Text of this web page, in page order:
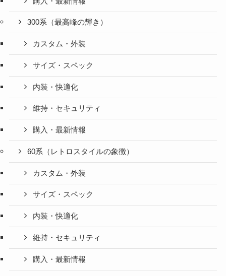
300系（最高峰の輝き）
カスタム・外装
サイズ・スペック
内装・快適化
維持・セキュリティ
購入・最新情報
60系（レトロスタイルの象徴）
カスタム・外装
サイズ・スペック
内装・快適化
維持・セキュリティ
購入・最新情報